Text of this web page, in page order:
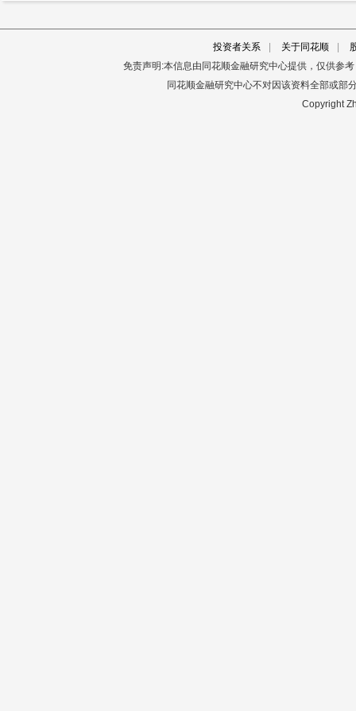
投资者关系 关于同花顺
免责声明:本信息由同花顺金融研究中心提供，仅供参
同花顺金融研究中心不对因该资料全部或部
Copyright